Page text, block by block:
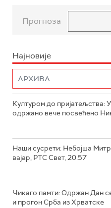
Прогноза
Најновије
Културом до пријатељства:
одржано вече посвећено
Наши сусрети: Небојша
вајар, РТС Свет, 20.57
Чикаго памти: Одржан Дан
и прогон Срба из Хрватске